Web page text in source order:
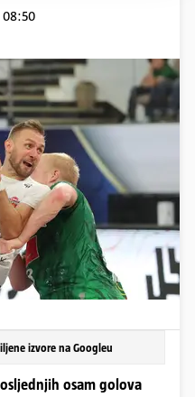
08:50
izvore na Googleu
osam golova